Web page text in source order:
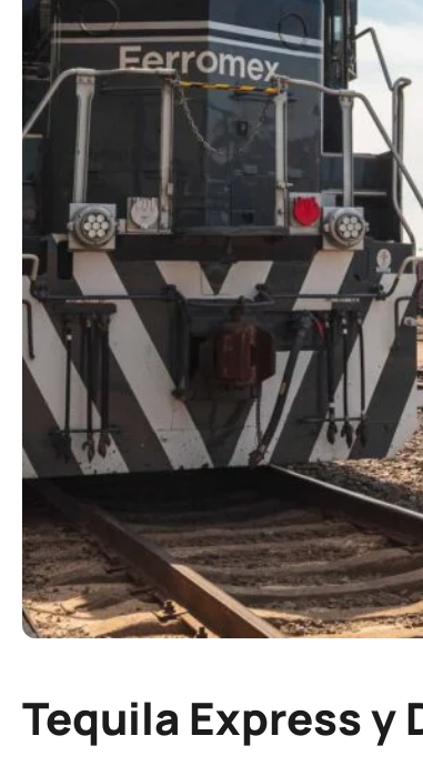
Tequila Express y